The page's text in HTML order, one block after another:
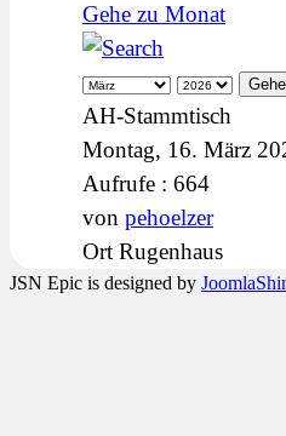
Gehe zu Monat
AH-Stammtisch
Montag, 16. März
Aufrufe : 664
von pehoelzer
Ort Rugenhaus
JSN Epic is designed by